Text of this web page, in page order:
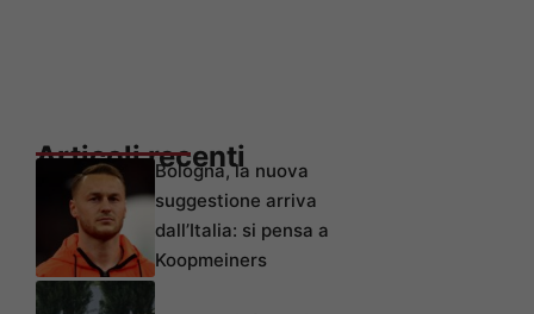
Articoli recenti
Bologna, la nuova
suggestione arriva
dall’Italia: si pensa a
Koopmeiners